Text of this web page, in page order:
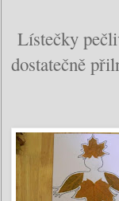
Lístečky
dostatečně